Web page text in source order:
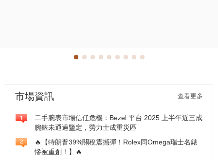
市場資訊 查看更多
二手腕表市場信任危機：Bezel 平台 2025 上半年近三成
腕錶未通過鑒定，勞力士成重災區
🔥【特朗普39%關稅震撼彈！Rolex同Omega瑞士名錶
慘被重創！】🔥